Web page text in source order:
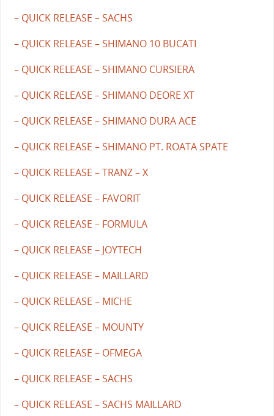
– QUICK RELEASE – SACHS
– QUICK RELEASE – SHIMANO 10 BUCATI
– QUICK RELEASE – SHIMANO CURSIERA
– QUICK RELEASE – SHIMANO DEORE XT
– QUICK RELEASE – SHIMANO DURA ACE
– QUICK RELEASE – SHIMANO PT. ROATA SPATE
– QUICK RELEASE – TRANZ – X
– QUICK RELEASE – FAVORIT
– QUICK RELEASE – FORMULA
– QUICK RELEASE – JOYTECH
– QUICK RELEASE – MAILLARD
– QUICK RELEASE – MICHE
– QUICK RELEASE – MOUNTY
– QUICK RELEASE – OFMEGA
– QUICK RELEASE – SACHS
– QUICK RELEASE – SACHS MAILLARD